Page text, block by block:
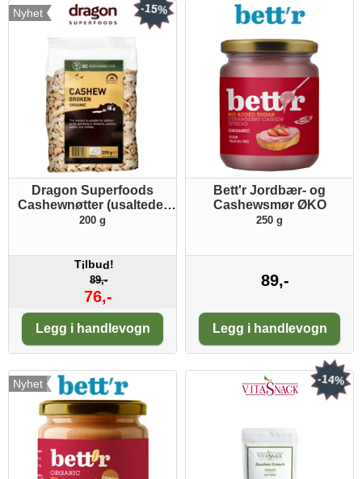
Nyhet
Dragon Superfoods
Cashewnøtter (usaltede)
ØKO
200 g
Tilbud!
89,-
76,-
-15%
Legg i handlevogn
Bett'r Jordbær- og
Cashewsmør ØKO
250 g
89,-
Legg i handlevogn
Nyhet -14%